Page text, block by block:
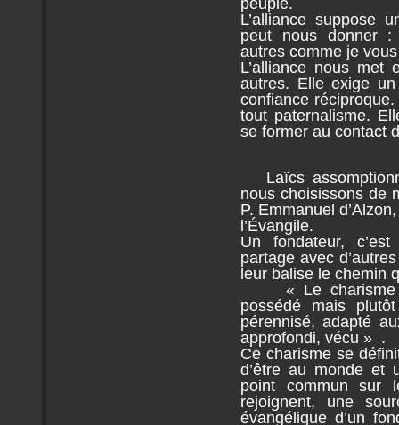
L’alliance suppose
peut nous donner
autres comme je
L’alliance nous
autres. Elle exige
confiance
tout paternalisme.
se former au contact
Laïcs
nous choisissons de
P. Emmanuel
l’Évangile.
Un fondateur,
partage avec
leur balise le chemin
« Le charisme
possédé mais
pérennisé, adapté
approfondi, vécu » .
Ce charisme se
d’être au monde et
point commun sur
rejoignent, une
évangélique d’un